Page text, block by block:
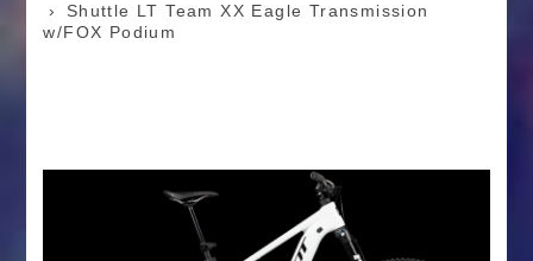
Shuttle LT Team XX Eagle Transmission
w/FOX Podium